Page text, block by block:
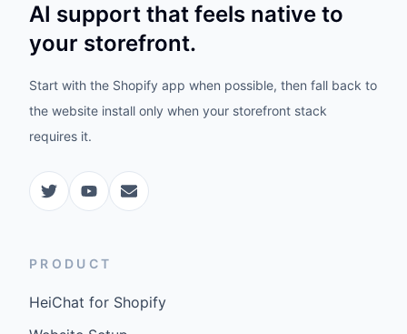
AI support that feels native to
your storefront.
Start with the Shopify app when possible, then fall back to
the website install only when your storefront stack
requires it.
PRODUCT
HeiChat for Shopify